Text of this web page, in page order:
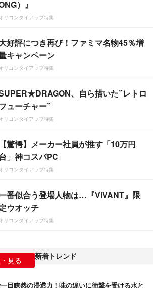
）』
オリコンタイアップ特集
大好評につき再び！ファミマ名物45％増
キャンペーン
オリコンタイアップ特集
、自ら描いた”レトロ
フューチャー”
オリコンタイアップ特集
【驚愕】メーカー社員が推す「10万円
台」神コスパPC
オリコンタイアップ特集
番似合う登場人物は…『VIVANT』限
定ウオッチ
オリコンタイアップ特集
見る 新着トレンド
目瞭然の浸透力！味の違いに衝撃を受ける水と